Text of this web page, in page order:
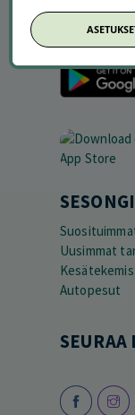
LATAA
Uusimmat
Autopesut
SEURAA